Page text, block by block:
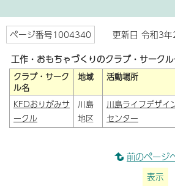
ページ番号1004340
更新日 令和3年
工作・おもちゃづくりのクラブ・サーク
クラブ・サーク
ル名
地域 活動場所
KFDおりがみサ
ークル
川島
地区
川島ライフデザイ
センター
前のページ
表示